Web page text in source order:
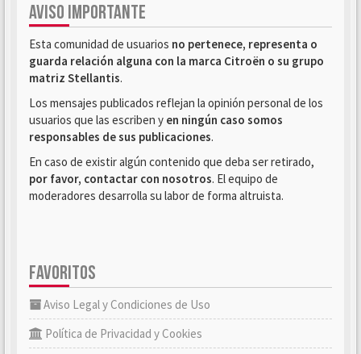
AVISO IMPORTANTE
Esta comunidad de usuarios no pertenece, representa o
guarda relación alguna con la marca Citroën o su grupo
matriz Stellantis.
Los mensajes publicados reflejan la opinión personal de los
usuarios que las escriben y en ningún caso somos
responsables de sus publicaciones.
En caso de existir algún contenido que deba ser retirado,
por favor, contactar con nosotros. El equipo de
moderadores desarrolla su labor de forma altruista.
FAVORITOS
Aviso Legal y Condiciones de Uso
Política de Privacidad y Cookies